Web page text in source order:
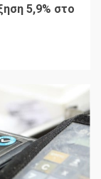
5,9% στο